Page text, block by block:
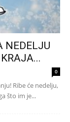
NEDELJU
0
Ribe će nedelju,
što im je...